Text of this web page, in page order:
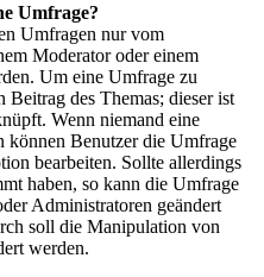
Umfrage?
Umfragen nur vom
Moderator oder einem
Um eine Umfrage zu
Beitrag des Themas; dieser ist
Wenn niemand eine
können Benutzer die Umfrage
bearbeiten. Sollte allerdings
haben, so kann die Umfrage
Administratoren geändert
soll die Manipulation von
werden.